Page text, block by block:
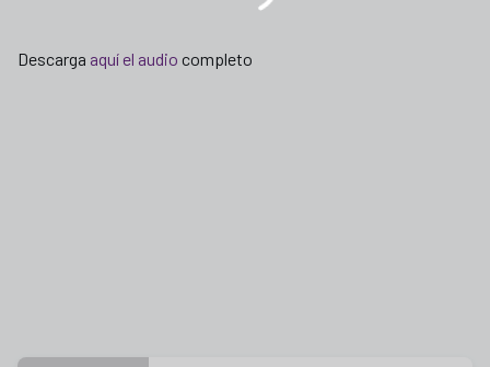
Descarga aquí el audio completo